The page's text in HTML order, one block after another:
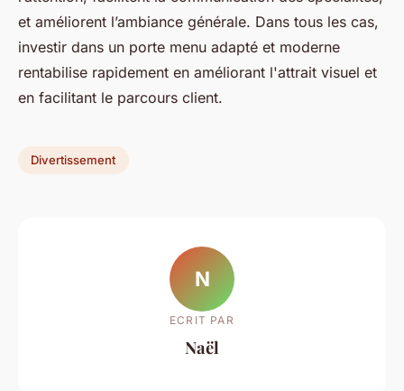
et améliorent l’ambiance générale. Dans tous les cas,
investir dans un porte menu adapté et moderne
rentabilise rapidement en améliorant l'attrait visuel et
en facilitant le parcours client.
Divertissement
N
ECRIT PAR
Naël